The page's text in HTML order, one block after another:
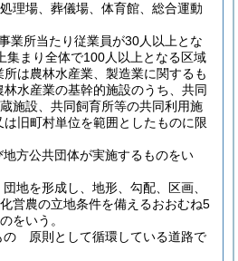
理場、葬儀場、体育館、総合運動
業所当たり従業員が30人以上とな
集まり全体で100人以上となる区域
は農林水産業、製造業に関するも
林水産業の基幹的施設のうち、共同
施設、共同飼育所等の共同利用施
旧町村単位を範囲としたものに限
方公共団体が実施するものをい
地を形成し、地形、勾配、区画、
営農の立地条件を備えるおおむね5
をいう。
の 原則として循環している道路で